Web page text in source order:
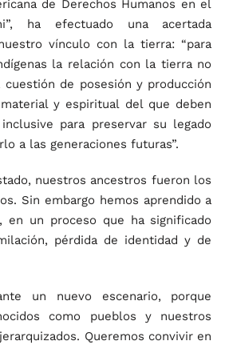
de Derechos Humanos en el
ha efectuado una acertada
vínculo con la tierra: “para
la relación con la tierra no
cuestión de posesión y producción
y espiritual del que deben
para preservar su legado
a las generaciones futuras”.
nuestros ancestros fueron los
Sin embargo hemos aprendido a
en un proceso que ha significado
pérdida de identidad y de
un nuevo escenario, porque
como pueblos y nuestros
Queremos convivir en